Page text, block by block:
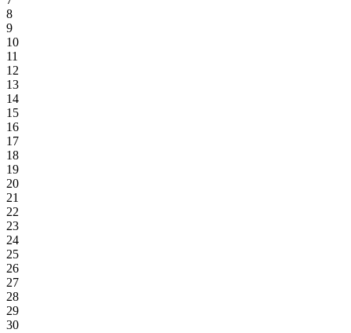
8
9
10
11
12
13
14
15
16
17
18
19
20
21
22
23
24
25
26
27
28
29
30